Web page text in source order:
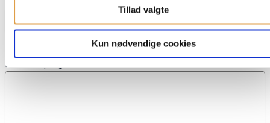
Tillad valgte
Kun nødvendige cookies
Skriv dit spørgsmål